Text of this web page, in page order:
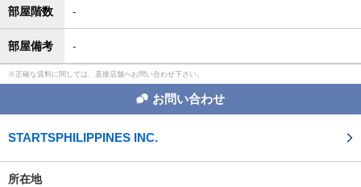
部屋階数 -
部屋備考 -
正確な賃料に関しては、直接店舗へお問い合わせ下さい。
お問い合わせ
STARTSPHILIPPINES INC.
所在地